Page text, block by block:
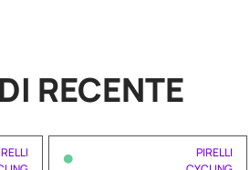
RECENTE
•
PIRELLI